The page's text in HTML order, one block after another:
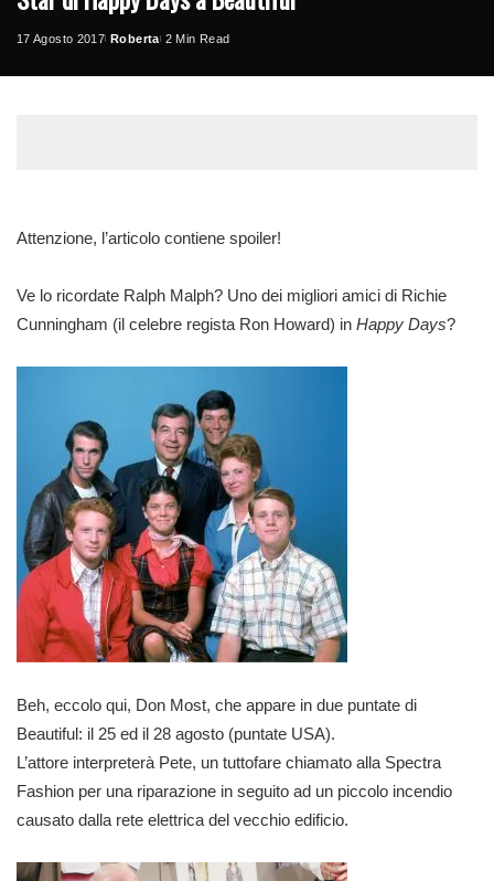
17 Agosto 2017
Posted
Roberta 2 Min Read
Attenzione, l’articolo contiene spoiler!
Ve lo ricordate Ralph Malph? Uno dei migliori amici di Richie
Cunningham (il celebre regista Ron Howard) in Happy Days?
Beh, eccolo qui, Don Most, che appare in due puntate di
Beautiful: il 25 ed il 28 agosto (puntate USA).
L’attore interpreterà Pete, un tuttofare chiamato alla Spectra
Fashion per una riparazione in seguito ad un piccolo incendio
causato dalla rete elettrica del vecchio edificio.